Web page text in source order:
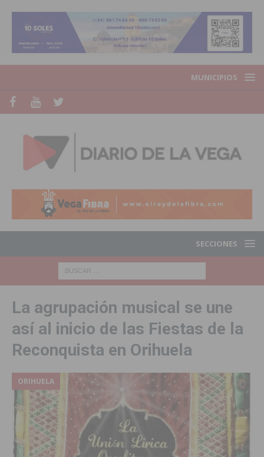
MUNICIPIOS
SECCIONES
La agrupación musical se une
así al inicio de las Fiestas de la
Reconquista en Orihuela
ORIHUELA